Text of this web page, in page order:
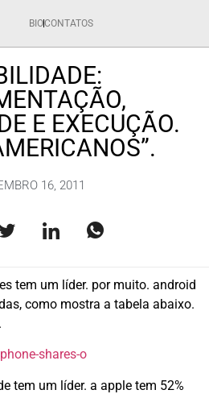
BIOCONTATOS
E EXECUÇÃO.
16, 2011
tem um líder. por muito. android
como mostra a tabela abaixo.
tem um líder. a apple tem 52%